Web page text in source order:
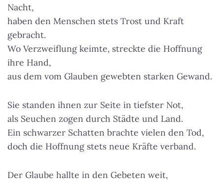
Nacht,
haben den Menschen stets Trost und Kraft
gebracht.
Wo Verzweiflung keimte, streckte die Hoffnung
ihre Hand,
aus dem vom Glauben gewebten starken Gewand.
Sie standen ihnen zur Seite in tiefster Not,
als Seuchen zogen durch Städte und Land.
Ein schwarzer Schatten brachte vielen den Tod,
doch die Hoffnung stets neue Kräfte verband.
Der Glaube hallte in den Gebeten weit,